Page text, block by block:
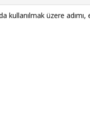
kullanılmak üzere